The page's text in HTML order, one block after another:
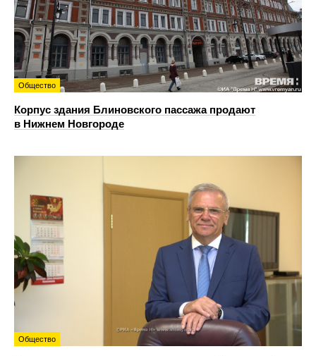
Общество
Корпус здания Блиновского пассажа продают
в Нижнем Новгороде
Общество